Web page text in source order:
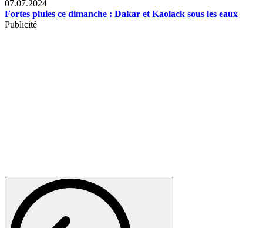
07.07.2024
Fortes pluies ce dimanche : Dakar et Kaolack sous les eaux
Publicité